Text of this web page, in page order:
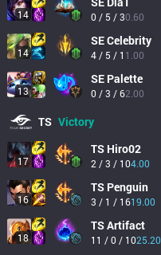
14 0 / 5 / 30.60
14
SECelebrity
4 / 5 / 1 1.00
13
SE Palette
0 / 3 / 62.00
TS Victory
17
TS Hiro02
2 / 3 / 104.00
16
TS Penguin
3 / 1 / 1619.00
18
TSArtifact
11 / 0 / 1025.20